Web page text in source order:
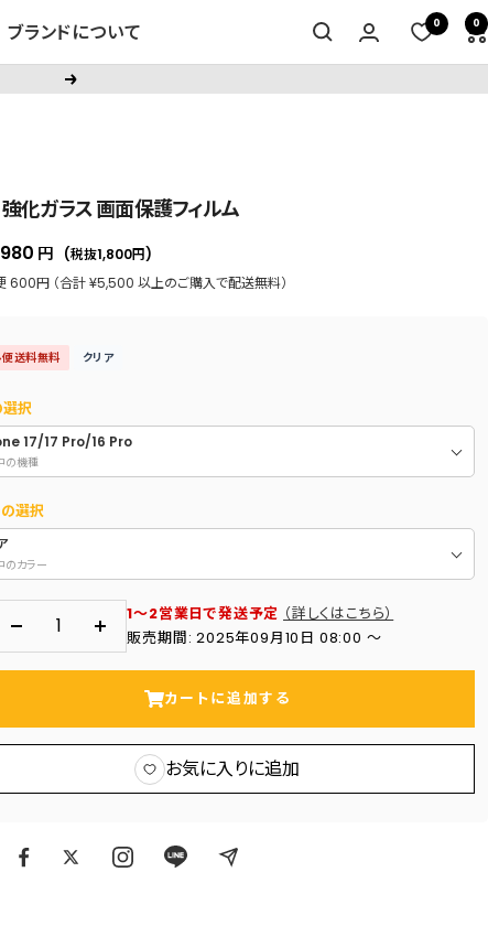
ブランドについて 0 0
次
化ガラス 画面保護フィルム
円 (税抜1,800円)
600円 （合計 ¥5,500 以上のご購入で配送無料）
便送料無料 クリア
択
17/17 Pro/16 Pro
の機種
選択
のカラー
量
減
す
数
量
増
す
1～2営業日で発送予定 （詳しくはこちら）
販売期間: 2025年09月10日 08:00 〜
カートに追加する
お気に入りに追加